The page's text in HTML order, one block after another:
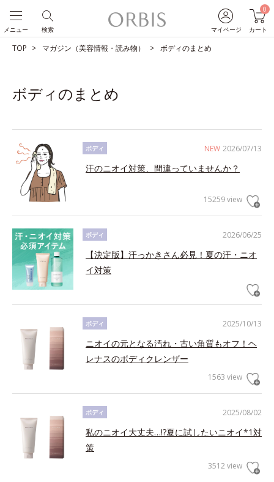
マイページ
0
カート
検索
メニュー
TOP マガジン（美容情報・読み物） ボディのまとめ
ボディのまとめ
NEW 2026/07/13
ボディ
汗のニオイ対策、間違っていませんか？
15259 view
2026/06/25
ボディ
【決定版】汗っかきさん必見！夏の汗・ニオ
イ対策
2025/10/13
ボディ
ニオイの元となる汚れ・古い角質もオフ！ヘ
レナスのボディクレンザー
1563 view
2025/08/02
ボディ
私のニオイ大丈夫…!?夏に試したいニオイ*1対
策
3512 view